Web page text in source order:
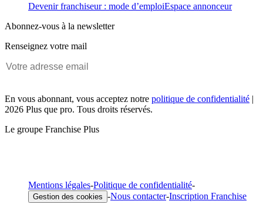
Devenir franchiseur : mode d’emploiEspace annonceur
Abonnez-vous à la newsletter
Renseignez votre mail
En vous abonnant, vous acceptez notre politique de confidentialité |
2026 Plus que pro. Tous droits réservés.
Le groupe Franchise Plus
Mentions légales-Politique de confidentialité-
Gestion des cookies -Nous contacter-Inscription Franchise